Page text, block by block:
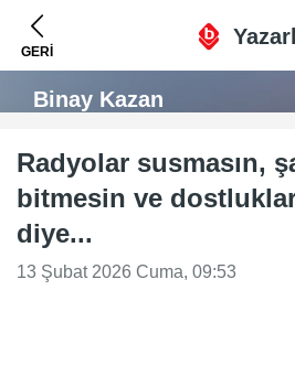
GERİ
Binay Kazan
Radyolar susmasın,
bitmesin ve
diye...
13 Şubat 2026 Cuma, 09:53